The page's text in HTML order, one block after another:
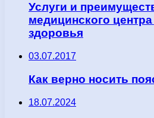
Услуги и
медицинского
здоровья
03.07.2017
Как верно носить
18.07.2024